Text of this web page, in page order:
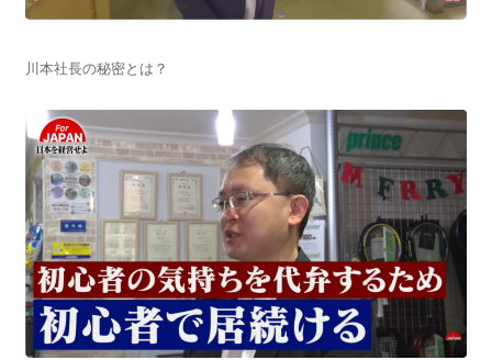
川本社長の秘密とは？